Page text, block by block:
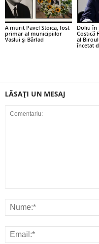
A murit Pavel Stoica, fost
primar al municipiilor
Vaslui și Bârlad
Doliu în
Costică
al
încetat
LĂSAȚI UN MESAJ